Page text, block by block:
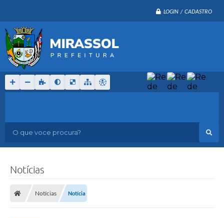
LOGIN / CADASTRO
O que voce procura?
Notícias
Notícias Notícia